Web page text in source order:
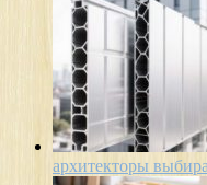
архитекторы